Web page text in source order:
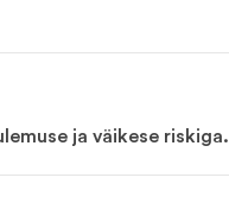
ja väikese riskiga.